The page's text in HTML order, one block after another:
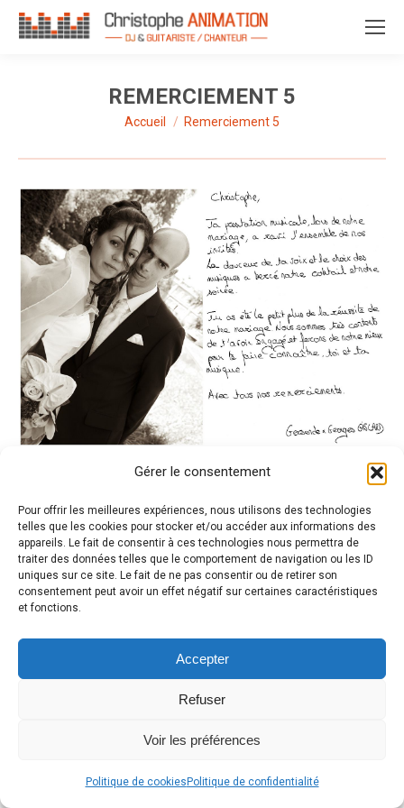
Gérer le consentement
Pour offrir les meilleures expériences, nous utilisons des technologies
telles que les cookies pour stocker et/ou accéder aux informations des
appareils. Le fait de consentir à ces technologies nous permettra de
traiter des données telles que le comportement de navigation ou les ID
uniques sur ce site. Le fait de ne pas consentir ou de retirer son
consentement peut avoir un effet négatif sur certaines caractéristiques
et fonctions.
Accepter
Refuser
Voir les préférences
Politique de cookies Politique de confidentialité
REMERCIEMENT 5
Vous êtes ici :
Accueil Remerciement 5